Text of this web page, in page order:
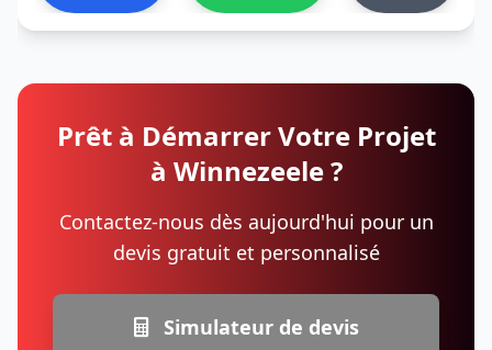
Prêt à Démarrer Votre Projet
à Winnezeele ?
Contactez-nous dès aujourd'hui pour un
devis gratuit et personnalisé
Simulateur de devis